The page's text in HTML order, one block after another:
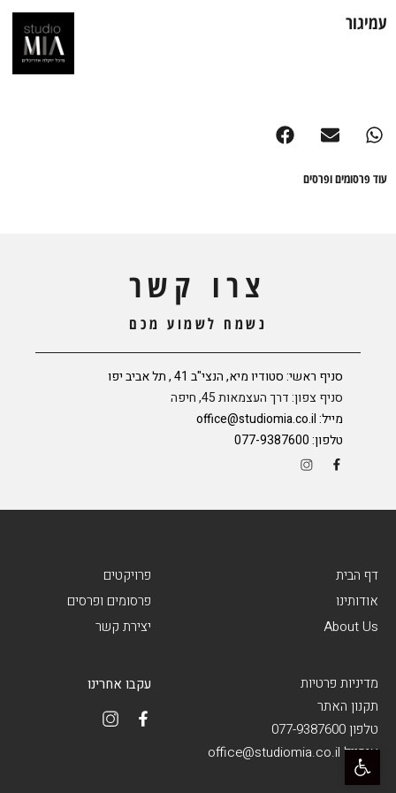
פתח סרגל נגישות
עמיגור
עוד פרסומים ופרסים
צרו קשר
נשמח לשמוע מכם
סניף ראשי: סטודיו מיא, הנצי"ב 41 , תל אביב יפו
סניף צפון: דרך העצמאות 45, חיפה
מייל:office@studiomia.co.il
טלפון:077-9387600
דף הבית
אודותינו
About Us
פרויקטים
פרסומים ופרסים
יצירת קשר
מדיניות פרטיות
תקנון האתר
טלפון 077-9387600
אימייל office@studiomia.co.il
עקבו אחרינו